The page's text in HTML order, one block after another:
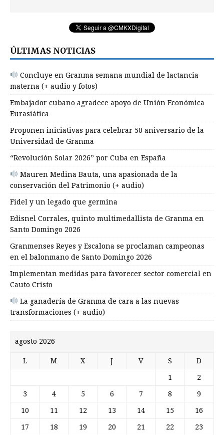
ÚLTIMAS NOTICIAS
Concluye en Granma semana mundial de lactancia
materna (+ audio y fotos)
Embajador cubano agradece apoyo de Unión Económica
Eurasiática
Proponen iniciativas para celebrar 50 aniversario de la
Universidad de Granma
“Revolución Solar 2026” por Cuba en España
Mauren Medina Bauta, una apasionada de la
conservación del Patrimonio (+ audio)
Fidel y un legado que germina
Edisnel Corrales, quinto multimedallista de Granma en
Santo Domingo 2026
Granmenses Reyes y Escalona se proclaman campeonas
en el balonmano de Santo Domingo 2026
Implementan medidas para favorecer sector comercial en
Cauto Cristo
La ganadería de Granma de cara a las nuevas
transformaciones (+ audio)
agosto 2026
L M X J V S D
1 2
3 4 5 6 7 8 9
10 11 12 13 14 15 16
17 18 19 20 21 22 23